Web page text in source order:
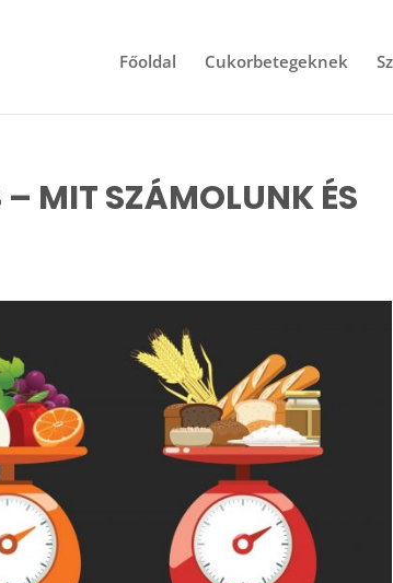
Főoldal Cukorbetegeknek
MIT SZÁMOLUNK ÉS